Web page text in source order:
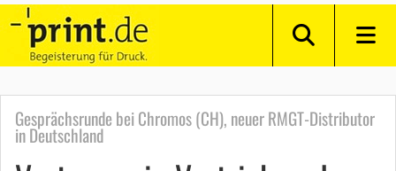
Gesprächsrunde bei Chromos (CH), neuer RMGT-Distributor
in Deutschland